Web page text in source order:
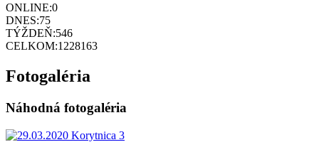
ONLINE:0
DNES:75
TÝŽDEŇ:546
CELKOM:1228163
Fotogaléria
Náhodná fotogaléria